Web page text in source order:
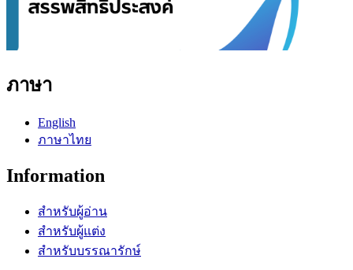
ภาษา
English
ภาษาไทย
Information
สำหรับผู้อ่าน
สำหรับผู้แต่ง
สำหรับบรรณารักษ์